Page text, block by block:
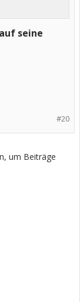
seine
#20
um Beiträge